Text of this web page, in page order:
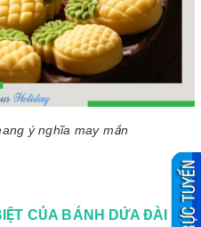
ý nghĩa may mắn
CỦA BÁNH DỨA ĐÀI